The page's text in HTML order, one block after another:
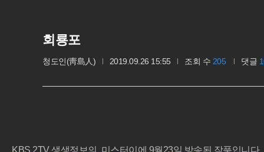
회룡포
청도인(靑島人) 2019.09.26 15:55 조회 수 205 댓글
KBS 2TV 생생정보의 미스터이에 9월23일 방송된 작품입니다